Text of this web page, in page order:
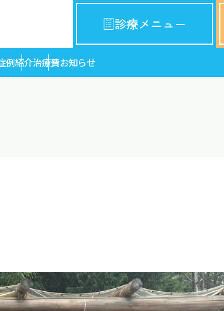
診療メニュー
例紹介治療費お知らせ